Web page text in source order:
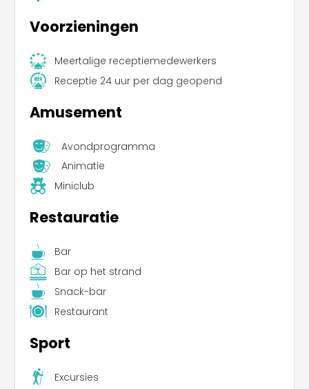
Voorzieningen
Meertalige receptiemedewerkers
Receptie 24 uur per dag geopend
Amusement
Avondprogramma
Animatie
Miniclub
Restauratie
Bar
Bar op het strand
Snack-bar
Restaurant
Sport
Excursies